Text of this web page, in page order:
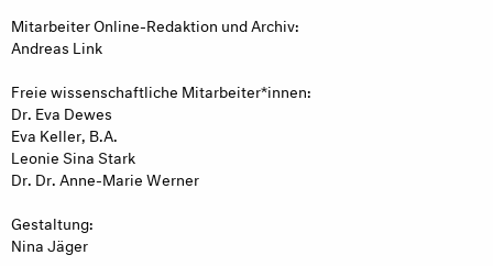
Mitarbeiter Online-Redaktion und Archiv:
Andreas Link
Freie wissenschaftliche Mitarbeiter*innen:
Dr. Eva Dewes
Eva Keller, B.A.
Leonie Sina Stark
Dr. Dr. Anne-Marie Werner
Gestaltung:
Nina Jäger